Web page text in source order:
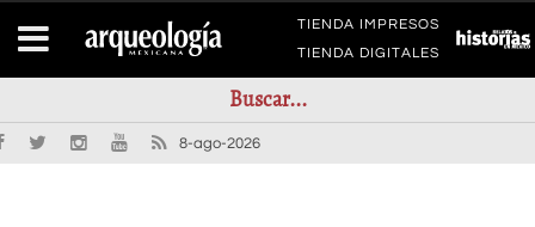
TIENDA IMPRESOS
TIENDA DIGITALES
8-ago-2026